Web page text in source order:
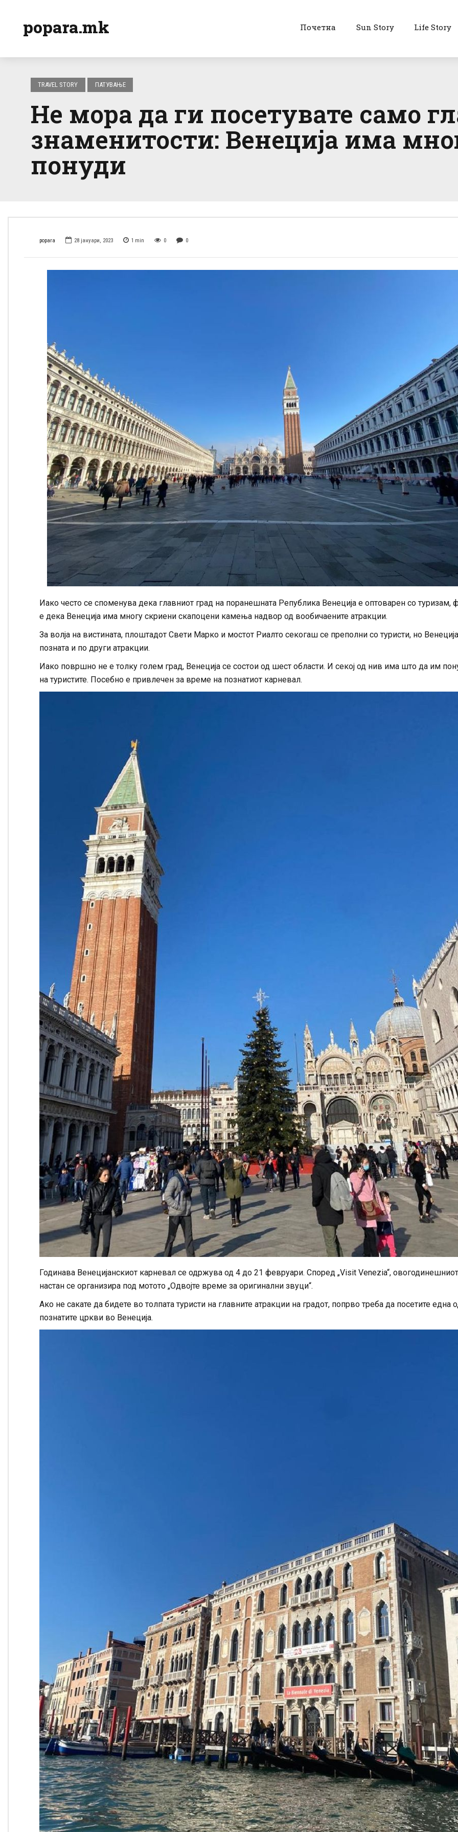
popara.mk Почетна Sun Story Life Story
TRAVEL STORY ПАТУВАЊЕ
Не мора да ги посетувате само
знаменитости: Венеција има
понуди
popara 28 јануари, 2023 1 min 0 0
Иако често се споменува дека главниот град на поранешната Република Венеција е оптоварен со туризам,
е дека Венеција има многу скриени скапоцени камења надвор од вообичаените атракции.
За волја на вистината, плоштадот Свети Марко и мостот Риалто секогаш се преполни со туристи, но
позната и по други атракции.
Иако површно не е толку голем град, Венеција се состои од шест области. И секој од нив има што да им
на туристите. Посебно е привлечен за време на познатиот карневал.
Годинава Венецијанскиот карневал се одржува од 4 до 21 февруари. Според „Visit Venezia“, овогодинешниот
настан се организира под мотото „Одвојте време за оригинални звуци“.
Ако не сакате да бидете во толпата туристи на главните атракции на градот, попрво треба да посетите една
познатите цркви во Венеција.